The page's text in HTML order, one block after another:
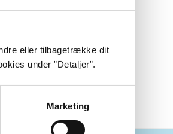
eller tilbagetrække dit
under ”Detaljer”.
Marketing